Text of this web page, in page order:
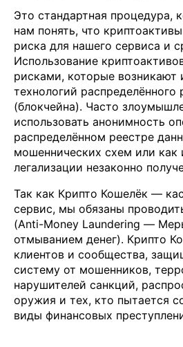
Это стандартная процедура,
нам понять, что
риска для нашего сервиса и
Использование
рисками, которые возникают
технологий распределённого
(блокчейна). Часто
использовать анонимность
распределённом реестре
мошеннических схем или как
легализации незаконно
Так как Крипто Кошелёк —
сервис, мы обязаны
(Anti-Money Laundering —
отмыванием денег). Крипто
клиентов и сообщества,
систему от мошенников,
нарушителей санкций,
оружия и тех, кто пытается
виды финансовых